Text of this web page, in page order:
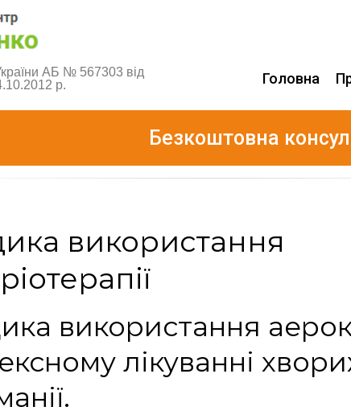
АБ № 567303 від
р.
Головна
Безкоштовна
використання
використання
лікуванні